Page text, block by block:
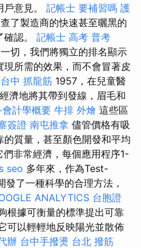
意見。 記帳士 要補習嗎 護
了製造商的快速甚至曬黑的
認。 記帳士 高考 普考
切，我們將獨立的排名顯示
所需的效果，而不會冒著皮
台中 抓龍筋 1957，在兒童醫
濟地將其帶到發線，眉毛和
計學概要 牛排 外燴 這些區
簽證 南屯推拿 儘管價格有吸
質量，甚至顏色開發和平均
們非常經濟，每個應用程序1-
seo 多年來，作為Test-
了一種科學的合理方法，
ANALYTICS 台胞證
根據可衡量的標準提出可靠
可以輕輕地反映陽光並散佈
辦 台中手撥燙 台北 撥筋